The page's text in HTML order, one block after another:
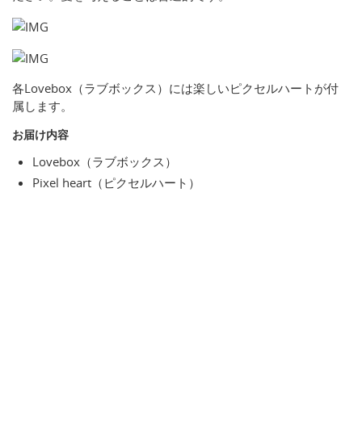
各Lovebox（ラブボックス）には楽しいピクセルハートが付
属します。
お届け内容
Lovebox（ラブボックス）
Pixel heart（ピクセルハート）